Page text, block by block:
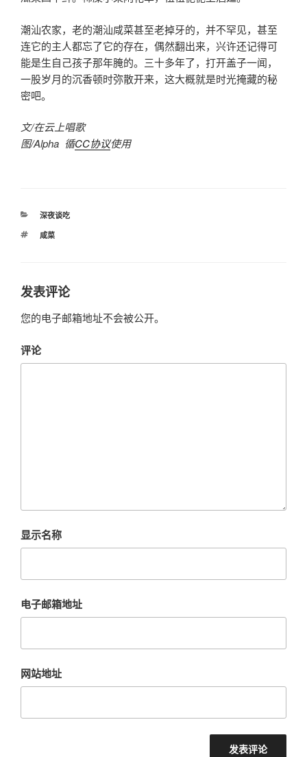
潮汕农家，老的潮汕咸菜甚至老掉牙的，并不罕见，甚至
连它的主人都忘了它的存在，偶然翻出来，兴许还记得可
能是生自己孩子那年腌的。三十多年了，打开盖子一闻，
一股岁月的沉香顿时弥散开来，这大概就是时光掩藏的秘
密吧。
文/在云上唱歌
图/Alpha 循CC协议使用
分
深夜谈吃
标
咸菜
发表评论
您的电子邮箱地址不会被公开。
评论
显示名称
电子邮箱地址
网站地址